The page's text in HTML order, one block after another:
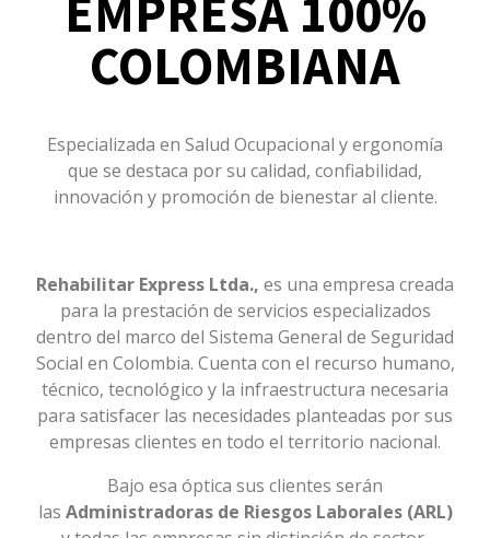
EMPRESA 100%
COLOMBIANA
Especializada en Salud Ocupacional y ergonomía
que se destaca por su calidad, confiabilidad,
innovación y promoción de bienestar al cliente.
Rehabilitar Express Ltda., es una empresa creada
para la prestación de servicios especializados
dentro del marco del Sistema General de Seguridad
Social en Colombia. Cuenta con el recurso humano,
técnico, tecnológico y la infraestructura necesaria
para satisfacer las necesidades planteadas por sus
empresas clientes en todo el territorio nacional.
Bajo esa óptica sus clientes serán
las Administradoras de Riesgos Laborales (ARL)